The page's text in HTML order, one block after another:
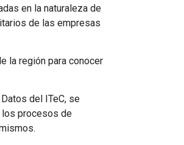
en la naturaleza de
de las empresas
la región para conocer
del ITeC, se
los procesos de